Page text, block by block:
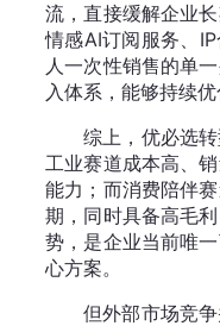
流，直接缓解企业
情感AI订阅服务、
人一次性销售的单
入体系，能够持续优
综上，优必选
工业赛道成本高、
能力；而消费陪伴
期，同时具备高毛
势，是企业当前唯
心方案。
但外部市场竞